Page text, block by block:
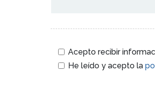
Acepto recibir
He leído y acepto la